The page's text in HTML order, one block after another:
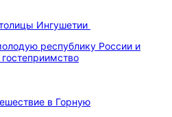
Ингушетии
республику России и